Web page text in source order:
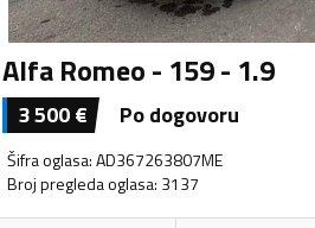
Alfa Romeo - 159 - 1.9
3 500€ Po dogovoru
Šifra oglasa:AD367263807ME
Broj pregleda oglasa: 3137